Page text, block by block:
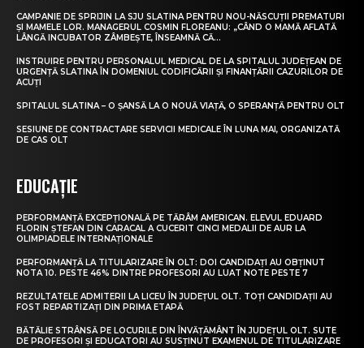
CAMPANIE DE SPRIJIN LA SJU SLATINA PENTRU NOU-NĂSCUȚII PREMATURI
ȘI MAMELE LOR. MANAGERUL COSMIN FLOREANU: „CÂND O MAMĂ AFLATĂ
LÂNGĂ INCUBATOR ZÂMBEȘTE, ÎNSEAMNĂ CĂ...
INSTRUIRE PENTRU PERSONALUL MEDICAL DE LA SPITALUL JUDEȚEAN DE
URGENȚĂ SLATINA ÎN DOMENIUL CODIFICĂRII ȘI FINANȚĂRII CAZURILOR DE
ACUȚI
SPITALUL SLATINA – O ȘANSĂ LA O NOUĂ VIAȚĂ, O SPERANȚĂ PENTRU OLT
SESIUNE DE CONTRACTARE SERVICII MEDICALE ÎN LUNA MAI, ORGANIZATĂ
DE CAS OLT
EDUCAȚIE
PERFORMANȚĂ EXCEPȚIONALĂ PE TĂRÂM AMERICAN. ELEVUL EDUARD
FLORIN ȘTEFAN DIN CARACAL A CUCERIT CINCI MEDALII DE AUR LA
OLIMPIADELE INTERNAȚIONALE
PERFORMANȚĂ LA TITULARIZARE ÎN OLT: DOI CANDIDAȚI AU OBȚINUT
NOTA 10. PESTE 46% DINTRE PROFESORI AU LUAT NOTE PESTE 7
REZULTATELE ADMITERII LA LICEU ÎN JUDEȚUL OLT. TOȚI CANDIDAȚII AU
FOST REPARTIZAȚI DIN PRIMA ETAPĂ
BĂTĂLIE STRÂNSĂ PE LOCURILE DIN ÎNVĂȚĂMÂNT ÎN JUDEȚUL OLT. SUTE
DE PROFESORI ȘI EDUCATORI AU SUSȚINUT EXAMENUL DE TITULARIZARE